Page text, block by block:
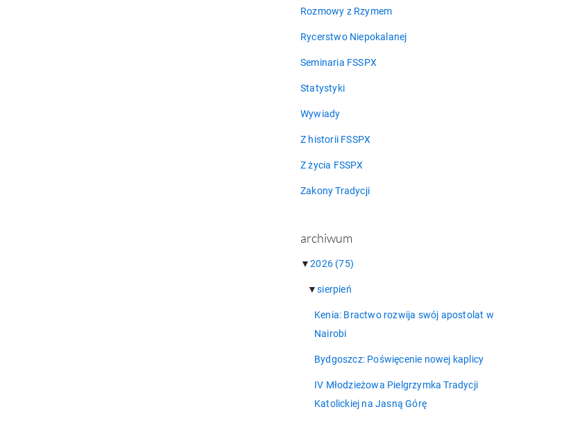
Rozmowy z Rzymem
Rycerstwo Niepokalanej
Seminaria FSSPX
Statystyki
Wywiady
Z historii FSSPX
Z życia FSSPX
Zakony Tradycji
archiwum
▼2026 (75)
▼sierpień
Kenia: Bractwo rozwija swój apostolat w
Nairobi
Bydgoszcz: Poświęcenie nowej kaplicy
IV Młodzieżowa Pielgrzymka Tradycji
Katolickiej na Jasną Górę